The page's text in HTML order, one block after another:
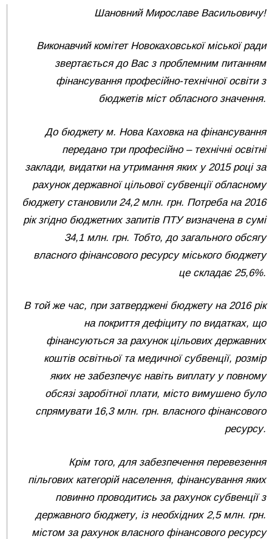
Шановний Мирославе Васильовичу!
Виконавчий комітет Новокаховської міської ради
звертається до Вас з проблемним питанням
фінансування професійно-технічної освіти з
бюджетів міст обласного значення.
До бюджету м. Нова Каховка на фінансування
передано три професійно – технічні освітні
заклади, видатки на утримання яких у 2015 році за
рахунок державної цільової субвенції обласному
бюджету становили 24,2 млн. грн. Потреба на 2016
рік згідно бюджетних запитів ПТУ визначена в сумі
34,1 млн. грн. Тобто, до загального обсягу
власного фінансового ресурсу міського бюджету
це складає 25,6%.
В той же час, при затверджені бюджету на 2016 рік
на покриття дефіциту по видатках, що
фінансуються за рахунок цільових державних
коштів освітньої та медичної субвенції, розмір
яких не забезпечує навіть виплату у повному
обсязі заробітної плати, місто вимушено було
спрямувати 16,3 млн. грн. власного фінансового
ресурсу.
Крім того, для забезпечення перевезення
пільгових категорій населення, фінансування яких
повинно проводитись за рахунок субвенції з
державного бюджету, із необхідних 2,5 млн. грн.
містом за рахунок власного фінансового ресурсу